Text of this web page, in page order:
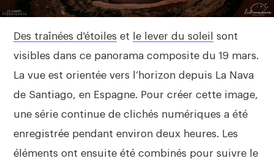
Des traînées d'étoiles et le lever du soleil
sont
visibles dans ce panorama composite du 19 mars.
La vue est orientée vers l’horizon depuis La Nava
de Santiago, en Espagne. Pour créer cette image,
une série continue de clichés numériques a été
enregistrée pendant environ deux heures. Les
éléments ont ensuite été combinés pour suivre le